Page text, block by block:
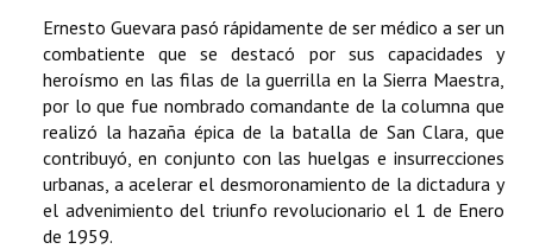
Ernesto Guevara pasó rápidamente de ser médico a ser un
combatiente que se destacó por sus capacidades y
heroísmo en las filas de la guerrilla en la Sierra Maestra,
por lo que fue nombrado comandante de la columna que
realizó la hazaña épica de la batalla de San Clara, que
contribuyó, en conjunto con las huelgas e insurrecciones
urbanas, a acelerar el desmoronamiento de la dictadura y
el advenimiento del triunfo revolucionario el 1 de Enero
de 1959.